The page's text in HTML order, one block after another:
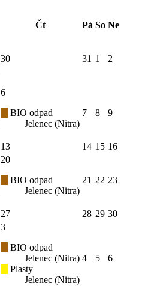
Čt Pá So Ne
30 31 1 2
6
BIO odpad
Jelenec (Nitra)
7 8 9
13 14 15 16
20
BIO odpad
Jelenec (Nitra)
21 22 23
27 28 29 30
3
BIO odpad
Jelenec (Nitra)
Plasty
Jelenec (Nitra)
4 5 6